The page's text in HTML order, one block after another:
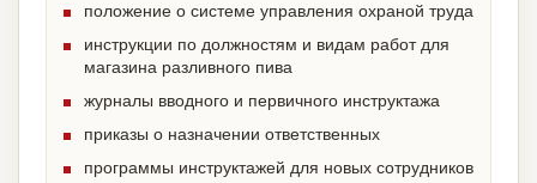
положение о системе управления охраной труда
инструкции по должностям и видам работ для
магазина разливного пива
журналы вводного и первичного инструктажа
приказы о назначении ответственных
программы инструктажей для новых сотрудников